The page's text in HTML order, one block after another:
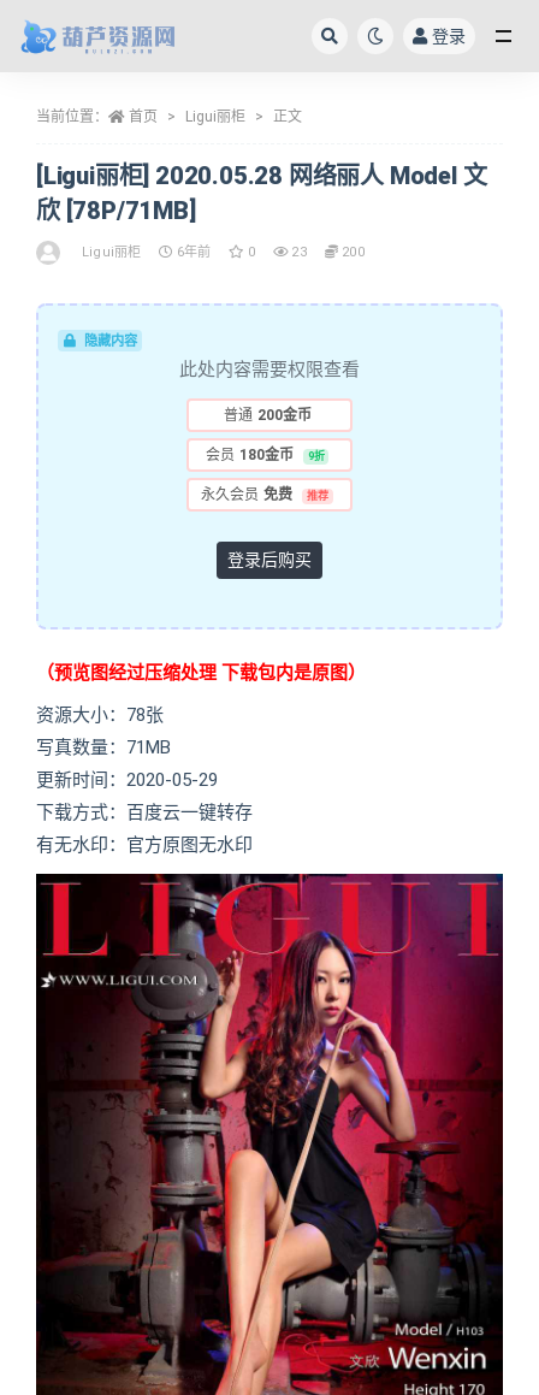
登录
当前位置： 首页 Ligui丽柜 正文
[Ligui丽柜] 2020.05.28 网络丽人 Model 文
欣 [78P/71MB]
Ligui丽柜 6年前 0 23 200
隐藏内容
此处内容需要权限查看
普通 200金币
会员 180金币 9折
永久会员 免费 推荐
登录后购买
（预览图经过压缩处理 下载包内是原图）
资源大小：78张
写真数量：71MB
更新时间：2020-05-29
下载方式：百度云一键转存
有无水印：官方原图无水印